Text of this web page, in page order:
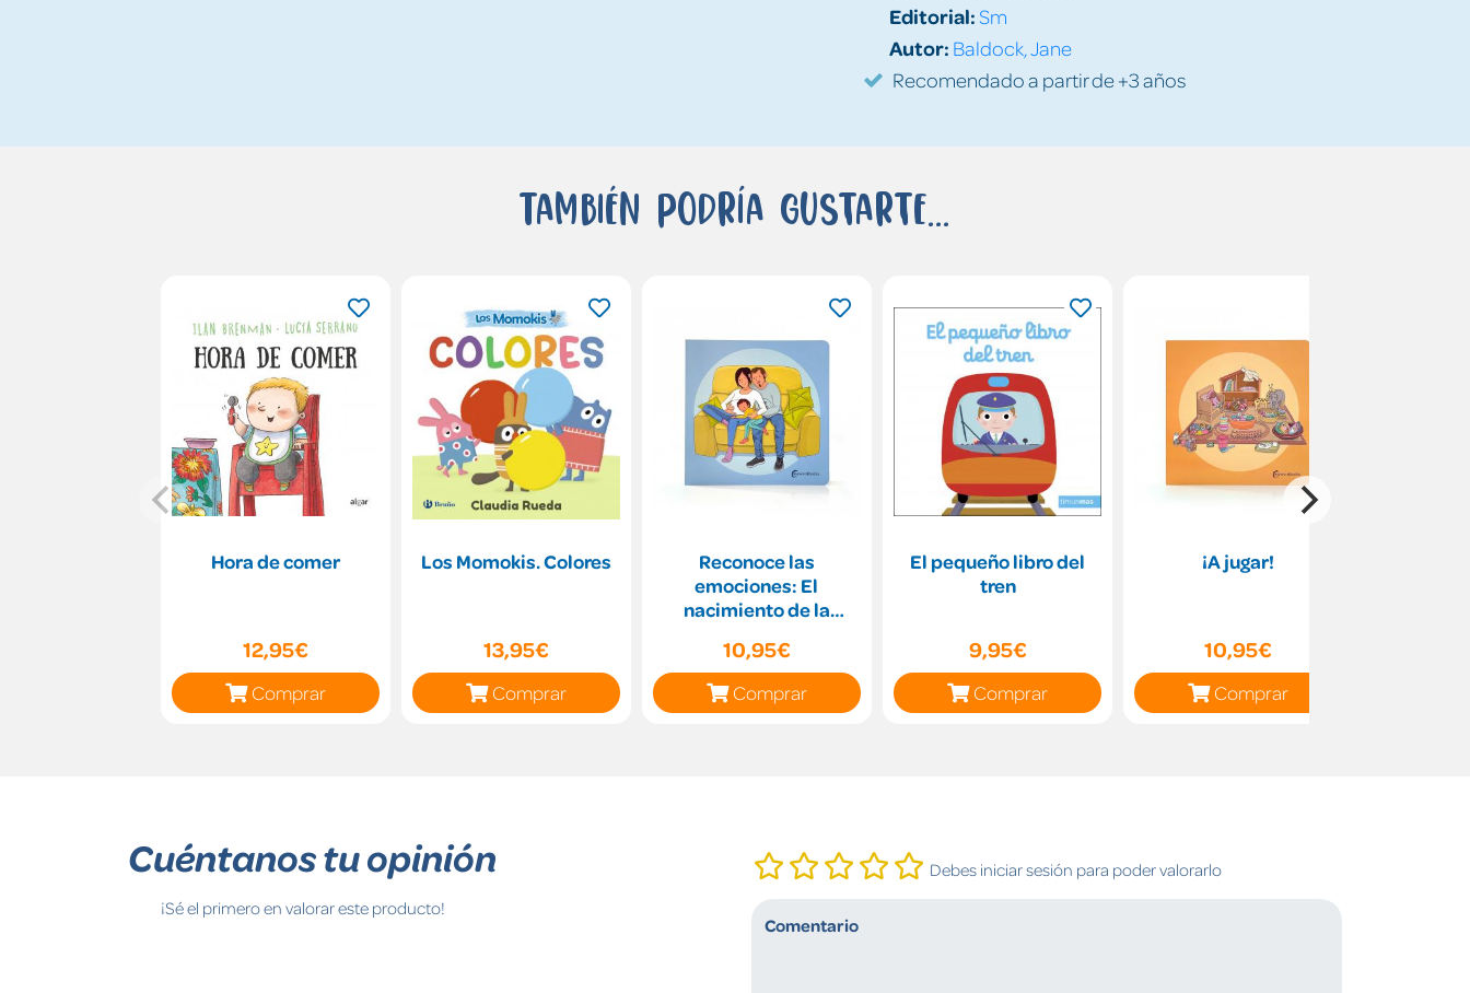
Editorial:Sm
Autor: Baldock, Jane
Recomendado a partir de +3 años
También podría gustarte...
Hora de comer
12,95€
Comprar
Los Momokis. Colores
13,95€
Comprar
Reconoce las
emociones: El
nacimiento de la
10,95€
Comprar
El pequeño libro del
tren
9,95€
Comprar
¡A jugar!
10,95€
Comprar
Cuéntanos tu opinión
¡Sé el primero en valorar este producto!
Debes iniciar sesión para poder valorarlo